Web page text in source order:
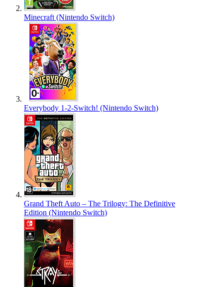
Minecraft (Nintendo Switch)
Everybody 1-2-Switch! (Nintendo Switch)
Grand Theft Auto – The Trilogy: The Definitive
Edition (Nintendo Switch)